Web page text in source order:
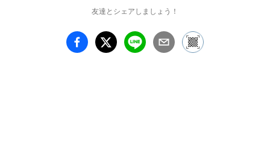
示で、私たちの今までと
と思います。
友達とシェアしましょう！